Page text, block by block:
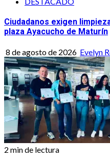
Ciudadanos exigen
plaza Ayacucho de Maturín
8 de agosto de 2026 Evelyn
2 min de lectura